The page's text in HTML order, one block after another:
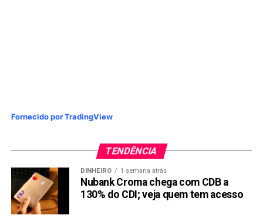
Fornecido por TradingView
TENDÊNCIA
DINHEIRO 1 semana atrás
Nubank Croma chega com CDB a
130% do CDI; veja quem tem acesso